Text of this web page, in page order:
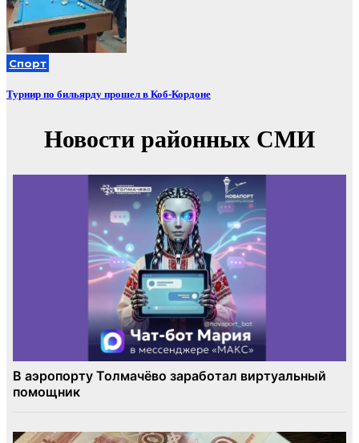
Спорт
Турнир по бильярду прошел в Коб-Кордоне